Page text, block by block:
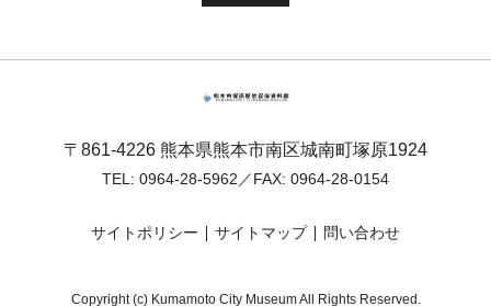
〒861-4226 熊本県熊本市南区城南町塚原1924
TEL: 0964-28-5962 ／FAX: 0964-28-0154
サイトポリシー サイトマップ 問い合わせ
Copyright (c) Kumamoto City Museum All Rights Reserved.